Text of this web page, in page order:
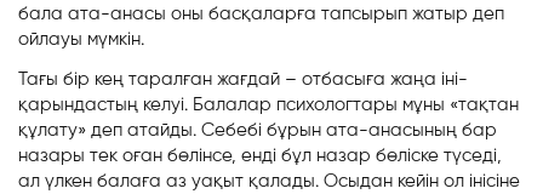
бала ата-анасы оны басқаларға тапсырып жатыр деп
ойлауы мүмкін.
Тағы бір кең таралған жағдай – отбасыға жаңа іні-
қарындастың келуі. Балалар психологтары мұны «тақтан
құлату» деп атайды. Себебі бұрын ата-анасының бар
назары тек оған бөлінсе, енді бұл назар бөліске түседі,
ал үлкен балаға аз уақыт қалады. Осыдан кейін ол інісіне